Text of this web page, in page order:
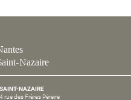
Nazaire
SAINT-NAZAIRE
4 rue des Frères Péreire